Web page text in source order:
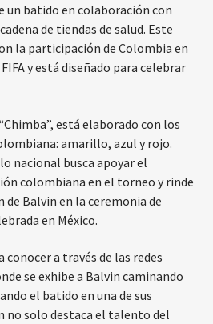
un batido en colaboración con
de tiendas de salud. Este
la participación de Colombia en
y está diseñado para celebrar
está elaborado con los
amarillo, azul y rojo.
nacional busca apoyar el
colombiana en el torneo y rinde
de Balvin en la ceremonia de
en México.
conocer a través de las redes
se exhibe a Balvin caminando
el batido en una de sus
no solo destaca el talento del